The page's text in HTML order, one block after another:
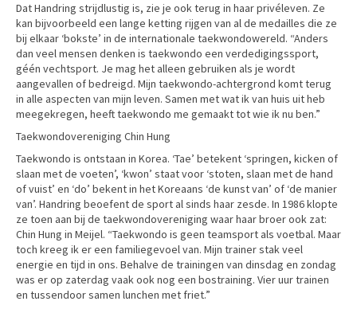
Dat Handring strijdlustig is, zie je ook terug in haar privéleven. Ze
kan bijvoorbeeld een lange ketting rijgen van al de medailles die ze
bij elkaar ‘bokste’ in de internationale taekwondowereld. “Anders
dan veel mensen denken is taekwondo een verdedigingssport,
géén vechtsport. Je mag het alleen gebruiken als je wordt
aangevallen of bedreigd. Mijn taekwondo-achtergrond komt terug
in alle aspecten van mijn leven. Samen met wat ik van huis uit heb
meegekregen, heeft taekwondo me gemaakt tot wie ik nu ben.”
Taekwondovereniging Chin Hung
Taekwondo is ontstaan in Korea. ‘Tae’ betekent ‘springen, kicken of
slaan met de voeten’, ‘kwon’ staat voor ‘stoten, slaan met de hand
of vuist’ en ‘do’ bekent in het Koreaans ‘de kunst van’ of ‘de manier
van’. Handring beoefent de sport al sinds haar zesde. In 1986 klopte
ze toen aan bij de taekwondovereniging waar haar broer ook zat:
Chin Hung in Meijel. “Taekwondo is geen teamsport als voetbal. Maar
toch kreeg ik er een familiegevoel van. Mijn trainer stak veel
energie en tijd in ons. Behalve de trainingen van dinsdag en zondag
was er op zaterdag vaak ook nog een bostraining. Vier uur trainen
en tussendoor samen lunchen met friet.”